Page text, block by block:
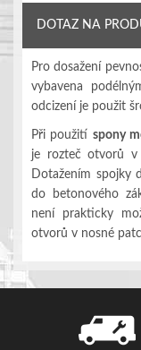
DOTAZ NA
Pro dosažení
vybavena
odcizení je použit
Při použití spony
je rozteč otvorů v
Dotažením spojky
do betonového
není prakticky
otvorů v nosné